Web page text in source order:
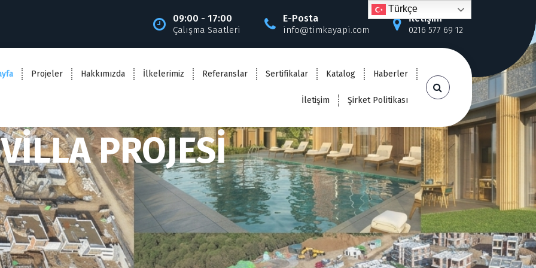
09:00 - 17:00
Çalışma Saatleri
E-Posta
info@timkayapi.com
İletişim
0216 577 69 12
Projeler Hakkımızda İlkelerimiz Referanslar Sertifikalar Katalog Haberler
İletişim Şirket Politikası
PROJESİ
Türkçe